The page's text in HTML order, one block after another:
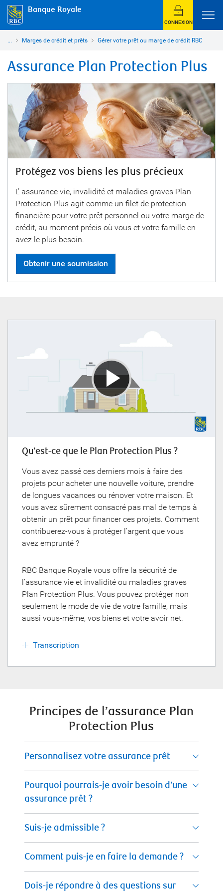
Banque Royale
CONNEXION
... Marges de crédit et prêts Gérer votre prêt ou marge de crédit RBC
Assurance Plan Protection Plus
Protégez vos biens les plus précieux
L’ assurance vie, invalidité et maladies graves Plan
Protection Plus agit comme un filet de protection
financière pour votre prêt personnel ou votre marge de
crédit, au moment précis où vous et votre famille en
avez le plus besoin.
Obtenir une soumission
Play
Video
Qu’est-ce que le Plan Protection Plus ?
Vous avez passé ces derniers mois à faire des
projets pour acheter une nouvelle voiture, prendre
de longues vacances ou rénover votre maison. Et
vous avez sûrement consacré pas mal de temps à
obtenir un prêt pour financer ces projets. Comment
contribuerez-vous à protéger l’argent que vous
avez emprunté ?
RBC Banque Royale vous offre la sécurité de
l’assurance vie et invalidité ou maladies graves
Plan Protection Plus. Vous pouvez protéger non
seulement le mode de vie de votre famille, mais
aussi vous-même, vos biens et votre avoir net.
Transcription
Principes de l’assurance Plan
Protection Plus
Personnalisez votre assurance prêt
Pourquoi pourrais-je avoir besoin d’une
assurance prêt ?
Suis-je admissible ?
Comment puis-je en faire la demande ?
Dois-je répondre à des questions sur